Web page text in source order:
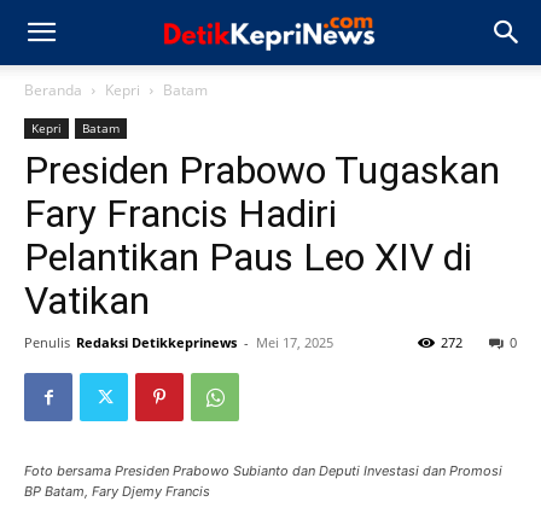
Beranda Kepri Batam
Kepri Batam
Presiden Prabowo Tugaskan
Fary Francis Hadiri
Pelantikan Paus Leo XIV di
Vatikan
Penulis Redaksi Detikkeprinews - Mei 17, 2025 0
272
Foto bersama Presiden Prabowo Subianto dan Deputi Investasi dan Promosi
BP Batam, Fary Djemy Francis